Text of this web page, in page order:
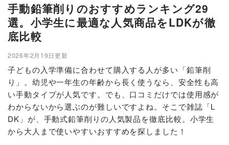
手動鉛筆削りのおすすめランキング29
選。小学生に最適な人気商品をLDKが徹
底比較
2026年2月19日更新
子どもの入学準備に合わせて購入する人が多い「鉛筆削
り」。幼児や一年生の年齢から長く使うなら、安全性も高
い手動タイプが人気です。でも、口コミだけでは使用感が
わからないから選ぶのが難しいですよね。そこで雑誌「L
DK」が、手動式鉛筆削りの人気製品を徹底比較。小学生
から大人まで使いやすいおすすめを探しました！